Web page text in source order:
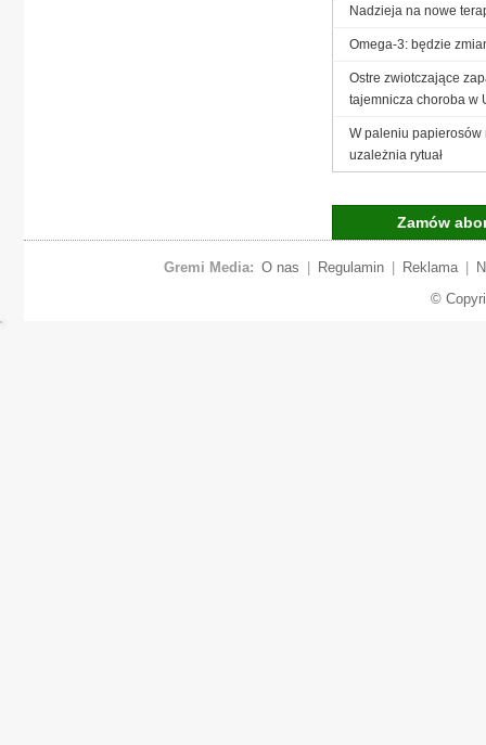
Nadzieja na nowe
Omega-3: będzie
Ostre zwiotczające
tajemnicza choroba w
W paleniu papierosów
uzależnia rytuał
Zamów
Gremi Media: O nas Regulamin Reklama
©